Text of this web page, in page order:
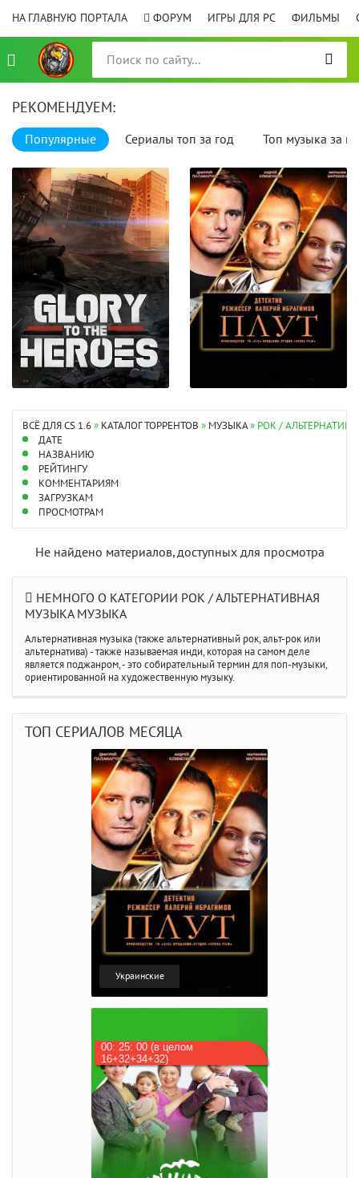
НА ГЛАВНУЮ ПОРТАЛА ФОРУМ ИГРЫ ДЛЯ PC ФИЛЬМЫ
РЕКОМЕНДУЕМ:
Популярные Сериалы топ за год Топ музыка за
ВСЁ ДЛЯ CS 1.6» КАТАЛОГ ТОРРЕНТОВ » МУЗЫКА» РОК /
ДАТЕ
НАЗВАНИЮ
РЕЙТИНГУ
КОММЕНТАРИЯМ
ЗАГРУЗКАМ
ПРОСМОТРАМ
Не найдено материалов, доступных для просмотра
НЕМНОГО О КАТЕГОРИИ РОК / АЛЬТЕРНАТИВНАЯ
МУЗЫКА МУЗЫКА
Альтернативная музыка (также альтернативный рок, альт-рок или
альтернатива) - также называемая инди, которая на самом деле
является поджанром, - это собирательный термин для поп-музыки,
ориентированной на художественную музыку.
ТОП СЕРИАЛОВ МЕСЯЦА
Украинские
00: 25: 00 (в целом
16+32+34+32)